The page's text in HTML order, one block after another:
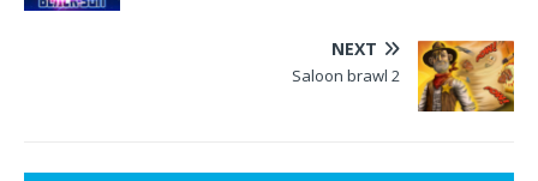
NEXT
Saloon brawl 2